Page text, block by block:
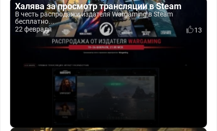
Халява за просмотр трансляции в Steam
В честь распродажи издателя Wargaming в Steam
бесплатно...
22 февраля
13